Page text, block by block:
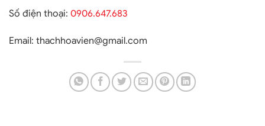
Số điện thoại: 0906.647.683
Email: thachhoavien@gmail.com